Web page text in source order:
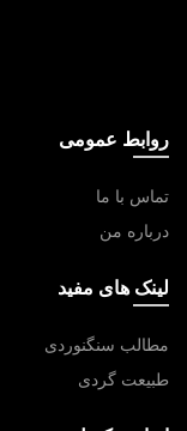
روابط عمومی
تماس با ما
درباره من
لینک های مفید
مطالب سنگنوردی
طبیعت گردی